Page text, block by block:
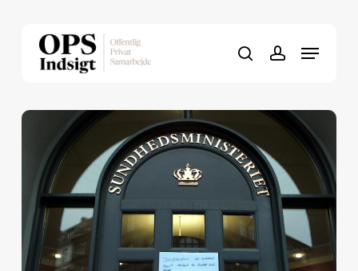
searchaccount
MenuClose